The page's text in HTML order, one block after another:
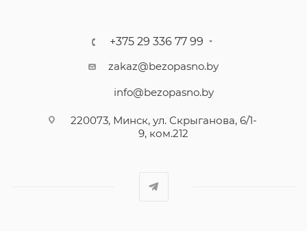
+375 29 336 77 99
zakaz@bezopasno.by
info@bezopasno.by
220073, Минск, ул. Скрыганова, 6/1-
9, ком.212